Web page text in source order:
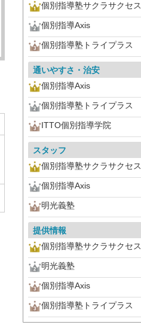
個別指導塾サクラサクセス
個別指導Axis
個別指導塾トライプラス
通いやすさ・治安
個別指導Axis
個別指導塾トライプラス
ITTO個別指導学院
スタッフ
個別指導塾サクラサクセス
個別指導Axis
明光義塾
提供情報
個別指導塾サクラサクセス
明光義塾
個別指導Axis
個別指導塾トライプラス